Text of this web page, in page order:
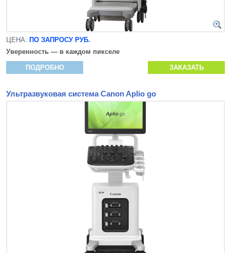
ЦЕНА: ПО ЗАПРОСУ РУБ.
Уверенность — в каждом пикселе
ПОДРОБНО ЗАКАЗАТЬ
Ультразвуковая система Canon Aplio go